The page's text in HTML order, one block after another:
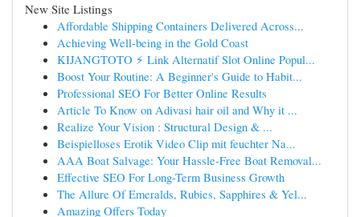
New Site Listings
Affordable Shipping Containers Delivered Across...
Achieving Well-being in the Gold Coast
KIJANGTOTO ⚡ Link Alternatif Slot Online Popul...
Boost Your Routine: A Beginner's Guide to Habit...
Professional SEO For Better Online Results
Article To Know on Adivasi hair oil and Why it ...
Realize Your Vision : Structural Design & ...
Beispielloses Erotik Video Clip mit feuchter Na...
AAA Boat Salvage: Your Hassle-Free Boat Removal...
Effective SEO For Long-Term Business Growth
The Allure Of Emeralds, Rubies, Sapphires & Yel...
Amazing Offers Today